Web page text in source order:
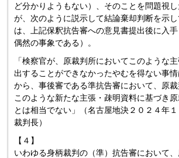
ど分かりようもない）、そのことを問題視
が、次のように説示して結論棄却判断を示
は、上記保釈抗告審への意見書提出後に入
偶然の事象である）。
「検察官が、原裁判所においてこのような
出することができなかったやむを得ない事
から、事後審である準抗告審において、原
このような新たな主張・疎明資料に基づき
とは相当でない」（名古屋地決２０２４年
裁判長）
【４】
いわゆる身柄裁判の（準）抗告審において